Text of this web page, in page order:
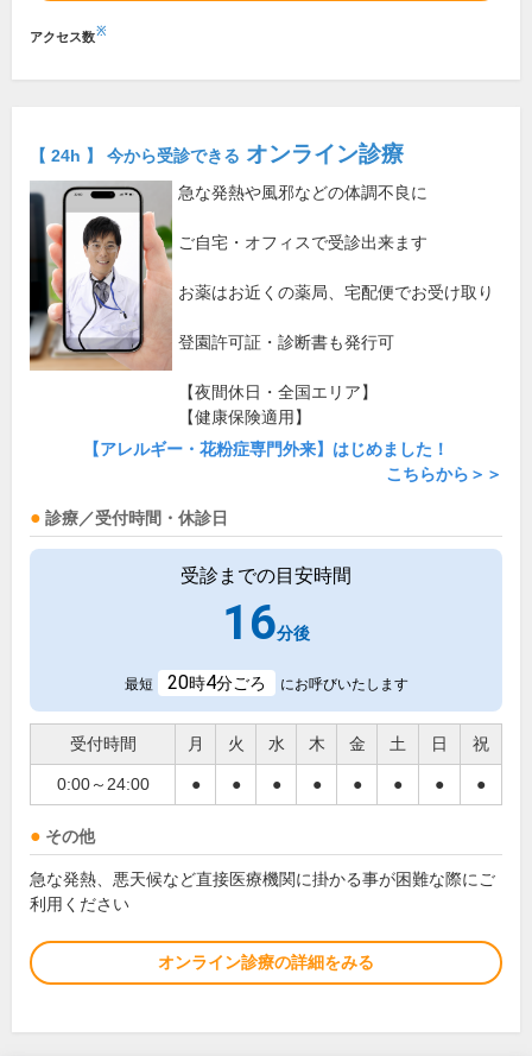
アクセス数※
【 24h 】 今から受診できる オンライン診療
急な発熱や風邪などの体調不良に
ご自宅・オフィスで受診出来ます
お薬はお近くの薬局、宅配便でお受け取り
登園許可証・診断書も発行可
【夜間休日・全国エリア】
【健康保険適用】
【アレルギー・花粉症専門外来】はじめました！
こちらから＞＞
診療／受付時間・休診日
受診までの目安時間
16分後
最短 20時4分ごろ にお呼びいたします
受付時間 月 火 水 木 金 土 日 祝
0:00～24:00 ● ● ● ● ● ● ● ●
その他
急な発熱、悪天候など直接医療機関に掛かる事が困難な際にご
利用ください
オンライン診療の詳細をみる